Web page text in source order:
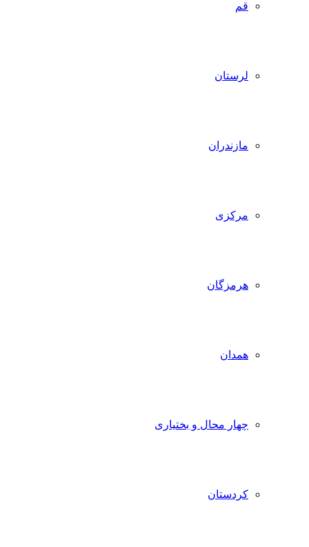
قم
لرستان
مازندران
مرکزی
هرمزگان
همدان
چهار محال و بختیاری
کردستان